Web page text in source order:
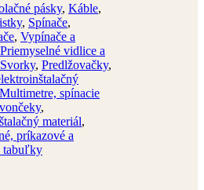
pásky, Káble,
, Spínače,
, Vypínače a
Priemyselné vidlice a
Svorky, Predlžovačky,
Multimetre, spínacie
,
materiál,
príkazové a
tabuľky